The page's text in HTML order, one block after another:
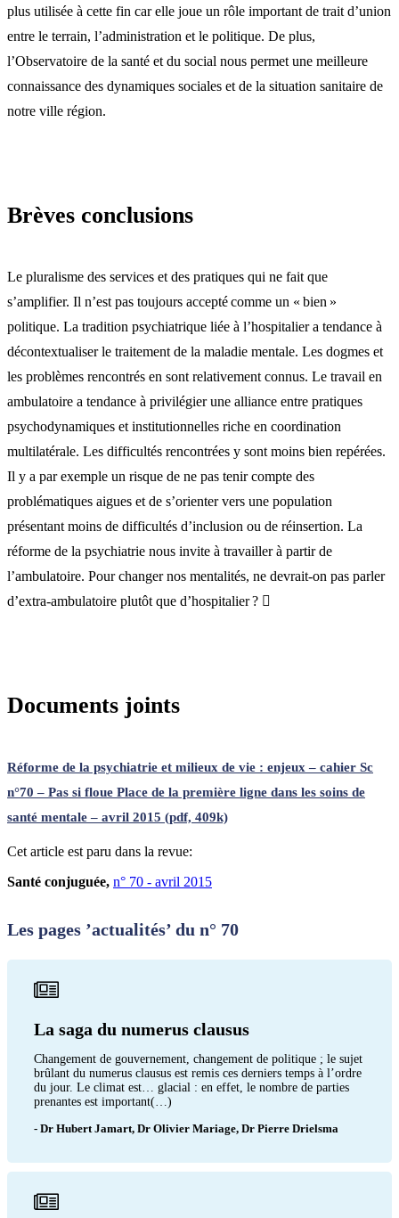
plus utilisée à cette fin car elle joue un rôle important de trait d’union
entre le terrain, l’administration et le politique. De plus,
l’Observatoire de la santé et du social nous permet une meilleure
connaissance des dynamiques sociales et de la situation sanitaire de
notre ville région.
Brèves conclusions
Le pluralisme des services et des pratiques qui ne fait que
s’amplifier. Il n’est pas toujours accepté comme un « bien »
politique. La tradition psychiatrique liée à l’hospitalier a tendance à
décontextualiser le traitement de la maladie mentale. Les dogmes et
les problèmes rencontrés en sont relativement connus. Le travail en
ambulatoire a tendance à privilégier une alliance entre pratiques
psychodynamiques et institutionnelles riche en coordination
multilatérale. Les difficultés rencontrées y sont moins bien repérées.
Il y a par exemple un risque de ne pas tenir compte des
problématiques aigues et de s’orienter vers une population
présentant moins de difficultés d’inclusion ou de réinsertion. La
réforme de la psychiatrie nous invite à travailler à partir de
l’ambulatoire. Pour changer nos mentalités, ne devrait-on pas parler
d’extra-ambulatoire plutôt que d’hospitalier ? 
Documents joints
Réforme de la psychiatrie et milieux de vie : enjeux – cahier Sc
n°70 – Pas si floue Place de la première ligne dans les soins de
santé mentale – avril 2015 (pdf, 409k)
Cet article est paru dans la revue:
Santé conjuguée, n° 70 - avril 2015
Les pages ’actualités’ du n° 70
La saga du numerus clausus
Changement de gouvernement, changement de politique ; le sujet
brûlant du numerus clausus est remis ces derniers temps à l’ordre
du jour. Le climat est… glacial : en effet, le nombre de parties
prenantes est important(…)
- Dr Hubert Jamart, Dr Olivier Mariage, Dr Pierre Drielsma